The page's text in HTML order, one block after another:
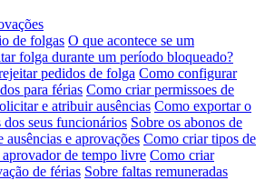
de folgas O que acontece se um
folga durante um período bloqueado?
pedidos de folga Como configurar
para férias Como criar permissoes de
e atribuir ausências Como exportar o
seus funcionários Sobre os abonos de
ausências e aprovações Como criar tipos de
aprovador de tempo livre Como criar
de férias Sobre faltas remuneradas